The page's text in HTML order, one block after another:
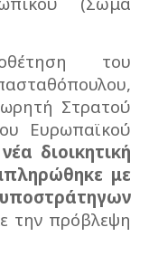
του
Στρατού
Ευρωπαϊκού
διοικητική
με
την πρόβλεψη